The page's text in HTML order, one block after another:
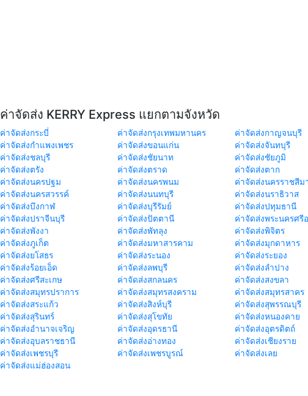
ค่าจัดส่ง KERRY Express แยกตามจังหวัด
ค่าจัดส่งกระบี่ ค่าจัดส่งกรุงเทพมหานคร ค่าจัดส่งกาญจนบุรี
ค่าจัดส่งกำแพงเพชร
ค่าจัดส่งขอนแก่น ค่าจัดส่งจันทบุรี
ค่าจัดส่งชลบุรี
ค่าจัดส่งชัยนาท ค่าจัดส่งชัยภูมิ
ค่าจัดส่งตรัง
ค่าจัดส่งตราด ค่าจัดส่งตาก
ค่าจัดส่งนครปฐม
ค่าจัดส่งนครพนม ค่าจัดส่งนครราชสีม
ค่าจัดส่งนครสวรรค์
ค่าจัดส่งนนทบุรี ค่าจัดส่งนราธิวาส
ค่าจัดส่งบึงกาฬ
ค่าจัดส่งบุรีรัมย์ ค่าจัดส่งปทุมธานี
ค่าจัดส่งปราจีนบุรี
ค่าจัดส่งปัตตานี ค่าจัดส่งพระนครศรี
ค่าจัดส่งพังงา
ค่าจัดส่งพัทลุง ค่าจัดส่งพิจิตร
ค่าจัดส่งภูเก็ต
ค่าจัดส่งมหาสารคาม ค่าจัดส่งมุกดาหาร
ค่าจัดส่งยโสธร
ค่าจัดส่งระนอง ค่าจัดส่งระยอง
ค่าจัดส่งร้อยเอ็ด
ค่าจัดส่งลพบุรี ค่าจัดส่งลำปาง
ค่าจัดส่งศรีสะเกษ
ค่าจัดส่งสกลนคร ค่าจัดส่งสงขลา
ค่าจัดส่งสมุทรปราการ
ค่าจัดส่งสมุทรสงคราม ค่าจัดส่งสมุทรสาคร
ค่าจัดส่งสระแก้ว
ค่าจัดส่งสิงห์บุรี ค่าจัดส่งสุพรรณบุรี
ค่าจัดส่งสุรินทร์
ค่าจัดส่งสุโขทัย ค่าจัดส่งหนองคาย
ค่าจัดส่งอำนาจเจริญ
ค่าจัดส่งอุดรธานี ค่าจัดส่งอุตรดิตถ์
ค่าจัดส่งอุบลราชธานี
ค่าจัดส่งอ่างทอง ค่าจัดส่งเชียงราย
ค่าจัดส่งเพชรบุรี
ค่าจัดส่งเพชรบูรณ์ ค่าจัดส่งเลย
ค่าจัดส่งแม่ฮ่องสอน